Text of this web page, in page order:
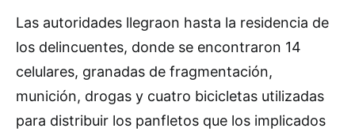
Las autoridades llegraon hasta la residencia de
los delincuentes, donde se encontraron 14
celulares, granadas de fragmentación,
munición, drogas y cuatro bicicletas utilizadas
para distribuir los panfletos que los implicados